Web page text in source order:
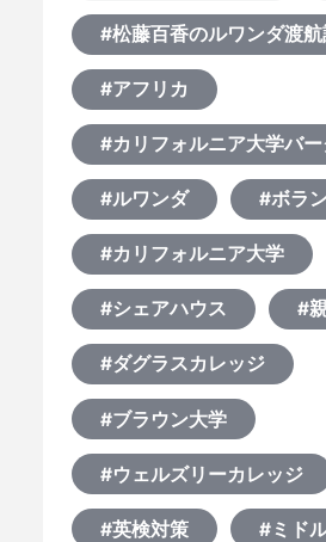
#松藤百香のルワンダ渡航
#アフリカ
#カリフォルニア大学バ
#ルワンダ #ボラ
#カリフォルニア大学
#シェアハウス #
#ダグラスカレッジ
#ブラウン大学
#ウェルズリーカレッジ
#英検対策 #ミド